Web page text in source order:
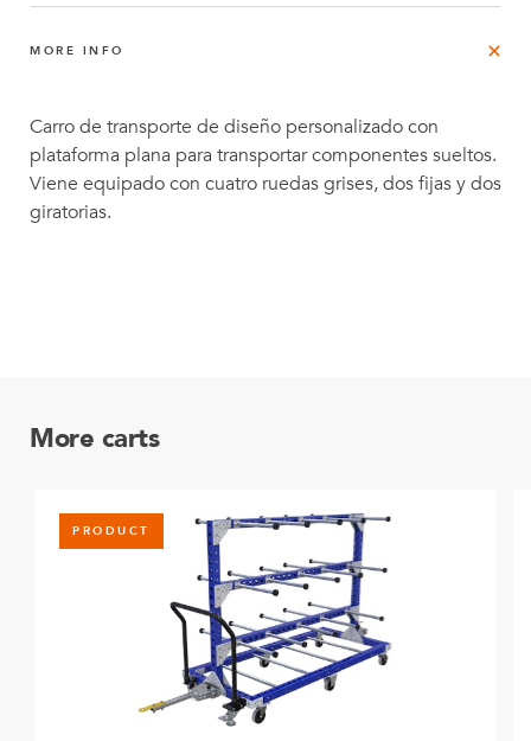
MORE INFO
Carro de transporte de diseño personalizado con
plataforma plana para transportar componentes sueltos.
Viene equipado con cuatro ruedas grises, dos fijas y dos
giratorias.
More carts
PRODUCT